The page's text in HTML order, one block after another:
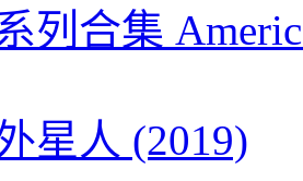
列合集
星人 (2019)